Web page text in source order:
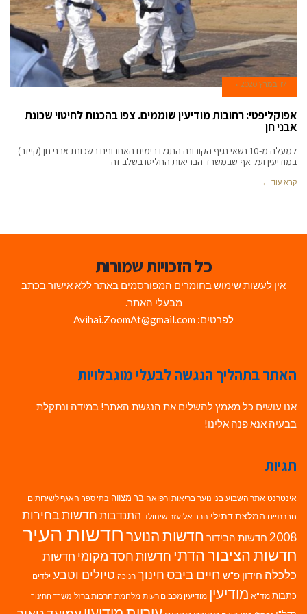
17 במרץ 2020
אפוקליפטי: רחובות מודיעין שוממים. צפו בהכנות לחיטוי שכונת
אבני חן
למעלה מ-10 נשאי נגיף הקורונה התגלו בימים האחרונים בשכונת אבני חן (קייזר)
במודיעין ועל אף שבמשרד הבריאות החליטו בשלב זה
קרא עוד ←
כל הזכויות שמורות
אין לעשות שימוש בחומרים המפורסמים באתר ללא אישור בכתב
מבעלי האתר.
לפרטים: Avihai.ZoomAt@gmail.com
האתר בתהליך הנגשה לבעלי מוגבלויות
אנו עושים כל מאמץ להשלים את הנגשת האתר! במידה ונתקלת
בבעיה אנא פנה אלינו!
תגיות
אינטרנט אתר השבוע בני נוער בריאות ורפואה בר מצווה בתי ספר האגף לשירותים
חברתיים המלצת דתילי הרב אליעזר שינוולד התנדבות חדשות בחירות
2008 חדשות הבידור חדשות הנוערחדשות העיר
חדשות הציבור הדתי חדשות חסד מקומי חדשות
כלכלה חידון פ"ש חיים ביבסחינוך חנוכה טיולים וטבע ילדים
כתבות מד"א מודיעין מודיעין מכבים רעות מלחמת חרבות ברזל משרד החינוך